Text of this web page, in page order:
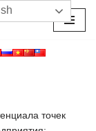
точек